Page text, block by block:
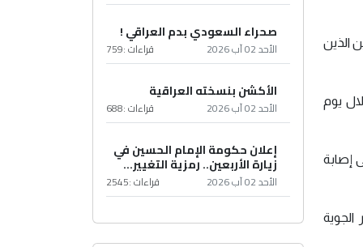
الذين
يوم
إصابة
صحراء السعودي بدم العراقي !
الأحد 02 آب 2026 قراءات :759
الأكشن بنسخته العراقية
الأحد 02 آب 2026 قراءات :688
إعلان حكومة الإمام الحسين في
زيارة الأربعين.. رمزية التغيير...
الأحد 02 آب 2026 قراءات :2545